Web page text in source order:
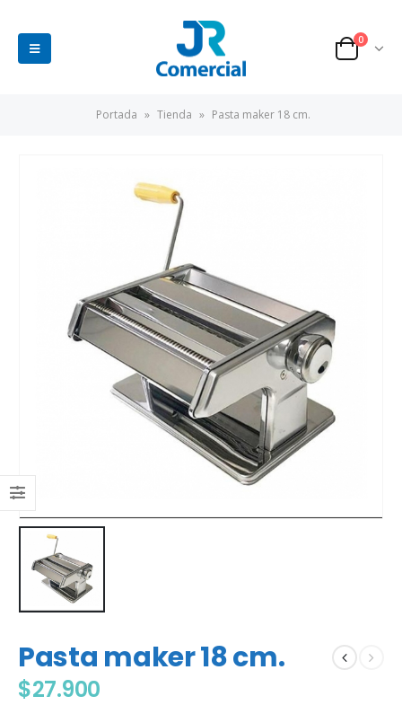
0
Portada » Tienda » Pasta maker 18 cm.
Pasta maker 18 cm.
$27.900